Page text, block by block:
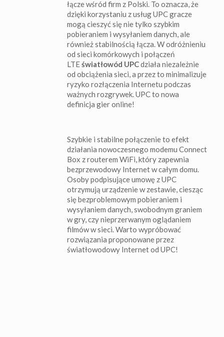
łącze wśród firm z Polski. To oznacza, że
dzięki korzystaniu z usług UPC gracze
mogą cieszyć się nie tylko szybkim
pobieraniem i wysyłaniem danych, ale
również stabilnością łącza. W odróżnieniu
od sieci komórkowych i połączeń
LTEświatłowód UPCdziała niezależnie
od obciążenia sieci, a przez to minimalizuje
ryzyko rozłączenia Internetu podczas
ważnych rozgrywek. UPC to nowa
definicja gier online!
Szybkie i stabilne połączenie to efekt
działania nowoczesnego modemu Connect
Box z routerem WiFi, który zapewnia
bezprzewodowy Internet w całym domu.
Osoby podpisujące umowę z UPC
otrzymują urządzenie w zestawie, ciesząc
się bezproblemowym pobieraniem i
wysyłaniem danych, swobodnym graniem
w gry, czy nieprzerwanym oglądaniem
filmów w sieci. Warto wypróbować
rozwiązania proponowane przez
światłowodowy Internet od UPC!